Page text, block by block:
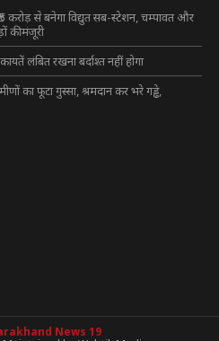
₹5 करोड़ से बनेगा विद्युत सब-स्टेशन, चम्पावत और
की मंजूरी
लंबित रखना बर्दाश्त नहीं होगा
का फूटा गुस्सा, श्रमदान कर भरे गड्ढे,
News 19